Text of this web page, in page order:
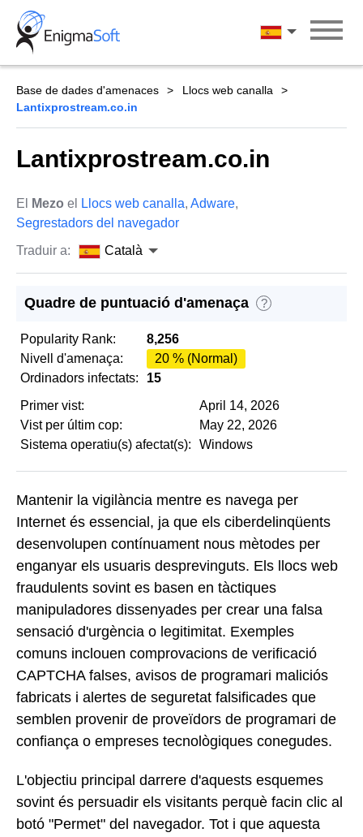
Skip
content
Català
Base de dades d'amenaces
Llocs web canalla
Lantixprostream.co.in
Lantixprostream.co.in
El Mezo el Llocs web canalla, Adware,
Segrestadors del navegador
Traduir a:
Català
Quadre de puntuació d'amenaça ?
Popularity Rank:
8,256
Nivell d'amenaça:
20 % (Normal)
Ordinadors infectats:
15
Primer vist:
April 14, 2026
Vist per últim cop:
May 22, 2026
Sistema operatiu(s) afectat(s):
Windows
Mantenir la vigilància mentre es navega per
Internet és essencial, ja que els ciberdelinqüents
desenvolupen contínuament nous mètodes per
enganyar els usuaris desprevinguts. Els llocs web
fraudulents sovint es basen en tàctiques
manipuladores dissenyades per crear una falsa
sensació d'urgència o legitimitat. Exemples
comuns inclouen comprovacions de verificació
CAPTCHA falses, avisos de programari maliciós
fabricats i alertes de seguretat falsificades que
semblen provenir de proveïdors de programari de
confiança o empreses tecnològiques conegudes.
L'objectiu principal darrere d'aquests esquemes
sovint és persuadir els visitants perquè facin clic al
botó "Permet" del navegador. Tot i que aquesta